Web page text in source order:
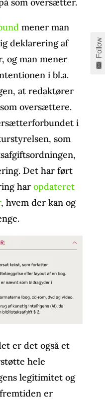
mener man
deklarering af
og man mener
i bl.a.
at redaktører
oversættere.
i
som
Det har ført
har opdateret
, hvem der kan og
er det også et
hele
legitimitet og
er
Follow